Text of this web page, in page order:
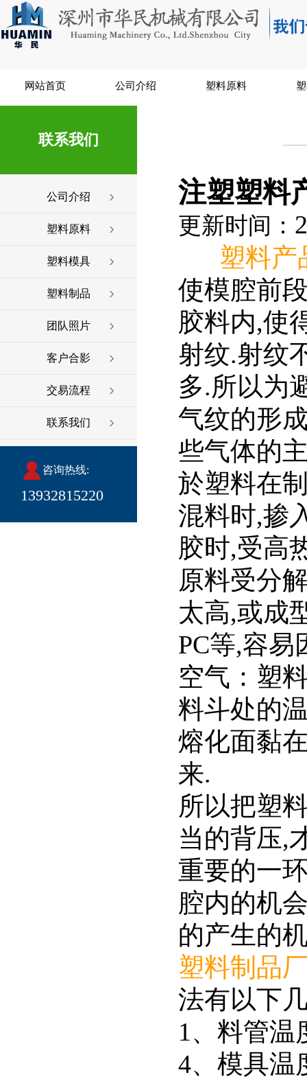
网站首页 公司介绍 塑料原料
联系我们
公司介绍
塑料原料
塑料模具
塑料制品
团队照片
客户合影
交易流程
联系我们
咨询热线:
13932815220
注塑塑料
更新时间：
塑料产
使模腔前
胶料内,使
射纹.射纹
多.所以为
气纹的形
些气体的
於塑料在
混料时,掺
胶时,受高
原料受分
太高,或成
PC等,容易
空气：塑
料斗处的
熔化面黏
来.
所以把塑
当的背压,
重要的一
腔内的机
的产生的
塑料制品
法有以下
1、料管温
4、模具温